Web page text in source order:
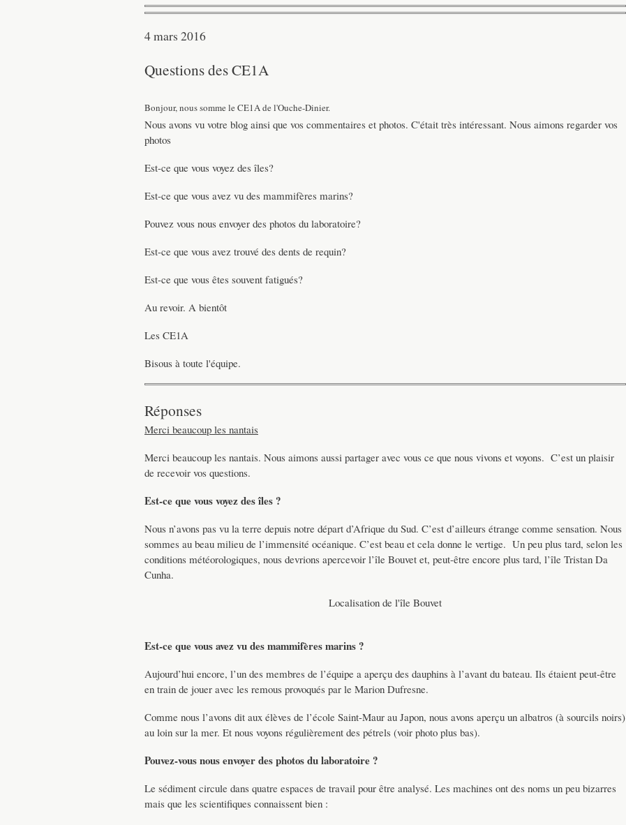
4 mars 2016
Questions des CE1A
Bonjour, nous somme le CE1A de l'Ouche-Dinier.
Nous avons vu votre blog ainsi que vos commentaires et photos. C'était très intéressant. Nous aimons regarder vos
photos
Est-ce que vous voyez des îles?
Est-ce que vous avez vu des mammifères marins?
Pouvez vous nous envoyer des photos du laboratoire?
Est-ce que vous avez trouvé des dents de requin?
Est-ce que vous êtes souvent fatigués?
Au revoir. A bientôt
Les CE1A
Bisous à toute l'équipe.
Réponses
Merci beaucoup les nantais
Merci beaucoup les nantais. Nous aimons aussi partager avec vous ce que nous vivons et voyons. C’est un plaisir
de recevoir vos questions.
Est-ce que vous voyez des îles ?
Nous n’avons pas vu la terre depuis notre départ d’Afrique du Sud. C’est d’ailleurs étrange comme sensation. Nous
sommes au beau milieu de l’immensité océanique. C’est beau et cela donne le vertige. Un peu plus tard, selon les
conditions météorologiques, nous devrions apercevoir l’île Bouvet et, peut-être encore plus tard, l’île Tristan Da
Cunha.
Localisation de l'île Bouvet
Est-ce que vous avez vu des mammifères marins ?
Aujourd’hui encore, l’un des membres de l’équipe a aperçu des dauphins à l’avant du bateau. Ils étaient peut-être
en train de jouer avec les remous provoqués par le Marion Dufresne.
Comme nous l’avons dit aux élèves de l’école Saint-Maur au Japon, nous avons aperçu un albatros (à sourcils noirs)
au loin sur la mer. Et nous voyons régulièrement des pétrels (voir photo plus bas).
Pouvez-vous nous envoyer des photos du laboratoire ?
Le sédiment circule dans quatre espaces de travail pour être analysé. Les machines ont des noms un peu bizarres
mais que les scientifiques connaissent bien :